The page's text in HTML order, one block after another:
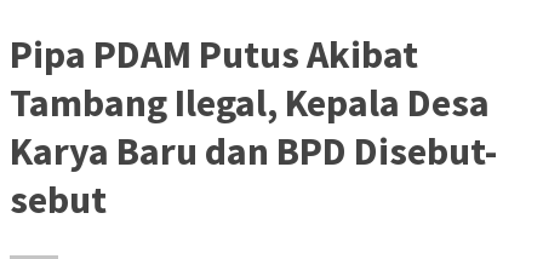
Pipa PDAM Putus Akibat
Tambang Ilegal, Kepala Desa
Karya Baru dan BPD Disebut-
sebut